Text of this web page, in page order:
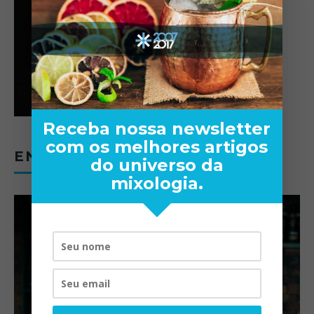
ENTREVISTAS
Receba nossa newsletter
com os melhores artigos
do universo da
mixologia.